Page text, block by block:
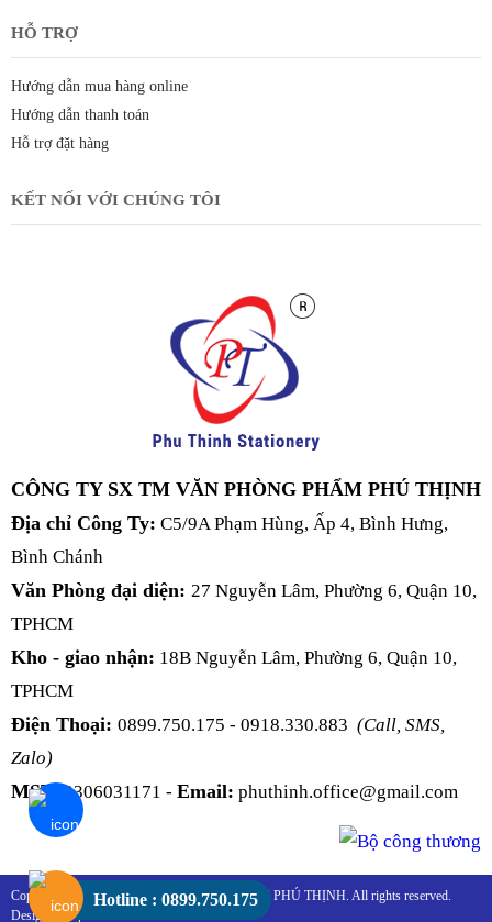
HỖ TRỢ
Hướng dẫn mua hàng online
Hướng dẫn thanh toán
Hỗ trợ đặt hàng
KẾT NỐI VỚI CHÚNG TÔI
CÔNG TY SX TM VĂN PHÒNG PHẨM PHÚ THỊNH
Địa chỉ Công Ty: C5/9A Phạm Hùng, Ấp 4, Bình Hưng,
Bình Chánh
Văn Phòng đại diện: 27 Nguyễn Lâm, Phường 6, Quận 10,
TPHCM
Kho - giao nhận: 18B Nguyễn Lâm, Phường 6, Quận 10,
TPHCM
Điện Thoại: 0899.750.175 - 0918.330.883 (Call, SMS,
Zalo)
MST: 0306031171 - Email: phuthinh.office@gmail.com
Copyright 2016 - 2026 © VĂN PHÒNG PHẨM PHÚ THỊNH. All rights reserved.
Design by t2p.com.vn
Hotline : 0899.750.175